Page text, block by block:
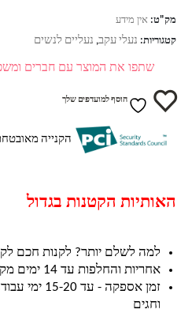
מק"ט: אין מידע
קטגוריות: נעלי עקב, נעליים לנשים
שתפו את המוצר עם חברים
הוסף למועדפים שלך
הקנייה
האותיות הקטנות בגדול
למה לשלם יותר? לקנות חכם
אחריות והחלפות עד 14 ימים מקבלת המוצר
זמן אספקה -
וחגים